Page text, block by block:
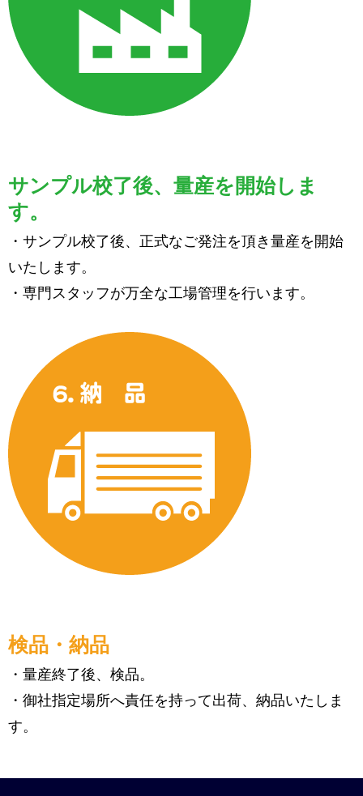
サンプル校了後、量産を開始しま
す。
・サンプル校了後、正式なご発注を頂き量産を開始
いたします。
・専門スタッフが万全な工場管理を行います。
検品・納品
・量産終了後、検品。
・御社指定場所へ責任を持って出荷、納品いたしま
す。